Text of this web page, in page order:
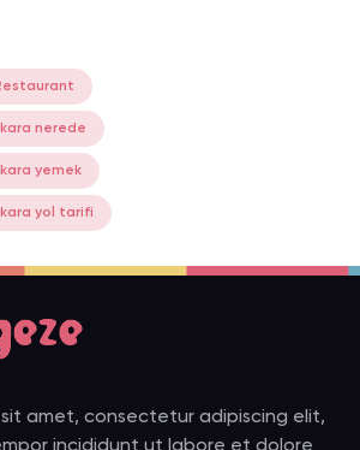
nerede
yemek
yol tarifi
sit amet, consectetur adipiscing elit,
incididunt ut labore et dolore